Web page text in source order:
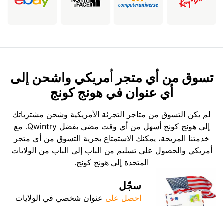
تسوق من أي متجر أمريكي واشحن إلى
أي عنوان في هونج كونج
لم يكن التسوق من متاجر التجزئة الأمريكية وشحن مشترياتك
إلى هونج كونج أسهل من أي وقت مضى بفضل Qwintry. مع
خدمتنا المريحة، يمكنك الاستمتاع بحرية التسوق من أي متجر
أمريكي والحصول على تسليم من الباب إلى الباب من الولايات
المتحدة إلى هونج كونج.
سجّل
احصل على عنوان شخصي في الولايات